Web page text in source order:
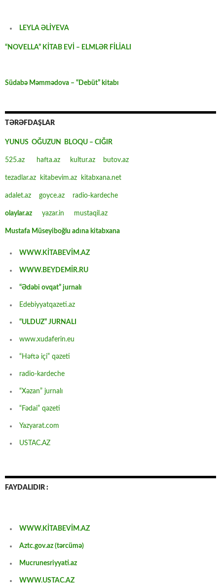
LEYLA ƏLİYEVA
“NOVELLA” KİTAB EVİ – ELMLƏR FİLİALI
Südabə Məmmədova – “Debüt” kitabı
TƏRƏFDAŞLAR
YUNUS OĞUZUN BLOQU – CIĞIR
525.az hafta.az kultur.az butov.az
tezadlar.az kitabevim.az kitabxana.net
adalet.az goyce.az radio-kardeche
olaylar.az yazar.in mustaqil.az
Mustafa Müseyiboğlu adına kitabxana
WWW.KİTABEVİM.AZ
WWW.BEYDEMİR.RU
“Ədəbi ovqat” jurnalı
Edebiyyatqazeti.az
“ULDUZ” JURNALI
www.xudaferin.eu
“Həftə içi” qəzeti
radio-kardeche
“Xəzan” jurnalı
“Fədai” qəzeti
Yazyarat.com
USTAC.AZ
FAYDALIDIR :
WWW.KİTABEVİM.AZ
Aztc.gov.az (tərcümə)
Mucrunesriyyati.az
WWW.USTAC.AZ